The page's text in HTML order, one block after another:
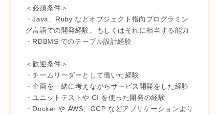
＜必須条件＞
・Java、Ruby などオブジェクト指向プログラミン
グ言語での開発経験。もしくはそれに相当する能力
・RDBMS でのテーブル設計経験
＜歓迎条件＞
・チームリーダーとして働いた経験
・企画を一緒に考えながらサービス開発をした経験
・ユニットテストや CI を使った開発の経験
・Docker や AWS、GCP などアプリケーションより